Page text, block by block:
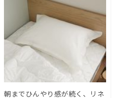
朝までひんやり感が続く、リネ